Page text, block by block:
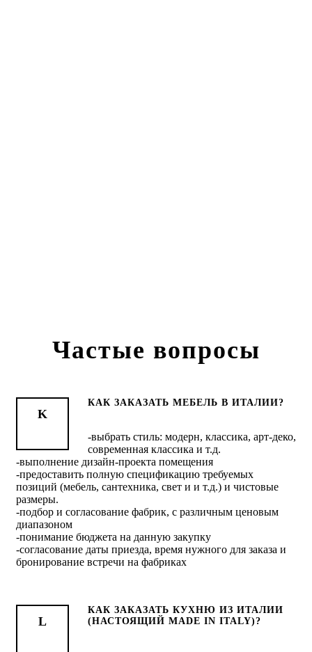
Частые вопросы
КАК ЗАКАЗАТЬ МЕБЕЛЬ В ИТАЛИИ?
-выбрать стиль: модерн, классика, арт-деко,
современная классика и т.д.
-выполнение дизайн-проекта помещения
-предоставить полную спецификацию требуемых
позиций (мебель, сантехника, свет и и т.д.) и чистовые
размеры.
-подбор и согласование фабрик, с различным ценовым
диапазоном
-понимание бюджета на данную закупку
-согласование даты приезда, время нужного для заказа и
бронирование встречи на фабриках
КАК ЗАКАЗАТЬ КУХНЮ ИЗ ИТАЛИИ
(НАСТОЯЩИЙ MADE IN ITALY)?